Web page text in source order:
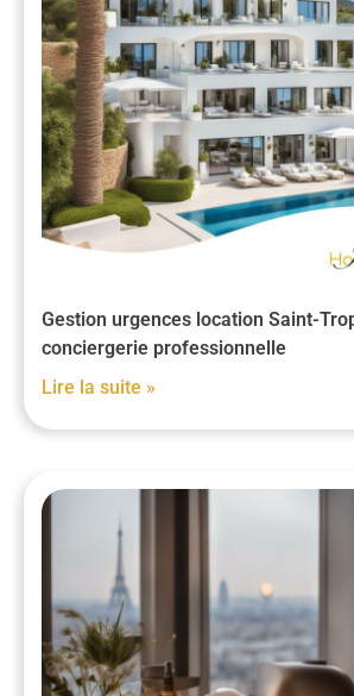
Gestion urgences location Saint-
conciergerie professionnelle
Lire la suite »